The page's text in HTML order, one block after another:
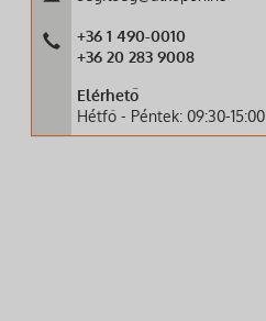
+36 1 490-0010
+36 20 283 9008
Elérhető
Hétfő - Péntek: 09:30-15:00